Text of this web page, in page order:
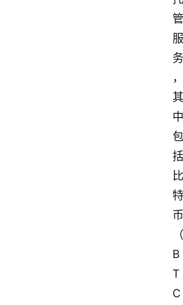
管
服
务
，
其
中
包
括
比
特
币
（
B
T
C